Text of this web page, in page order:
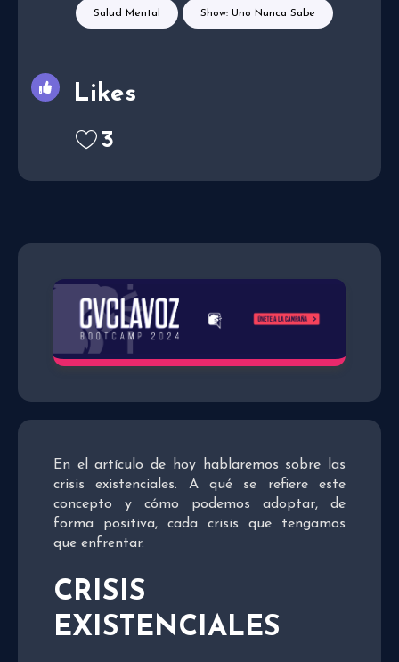
En el artículo de hoy hablaremos sobre las
crisis existenciales. A qué se refiere este
concepto y cómo podemos adoptar, de
forma positiva, cada crisis que tengamos
que enfrentar.
CRISIS
EXISTENCIALES
Salud Mental Show: Uno Nunca Sabe
Likes
3